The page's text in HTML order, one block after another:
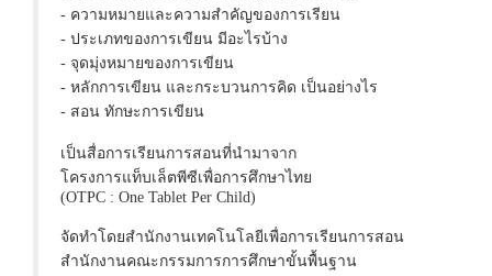
- ความหมายและความสำคัญของการเรียน
- ประเภทของการเขียน มีอะไรบ้าง
- จุดมุ่งหมายของการเขียน
- หลักการเขียน และกระบวนการคิด เป็นอย่างไร
- สอน ทักษะการเขียน
เป็นสื่อการเรียนการสอนที่นำมาจาก
โครงการแท็บเล็ตพีซีเพื่อการศึกษาไทย
(OTPC : One Tablet Per Child)
จัดทำโดยสำนักงานเทคโนโลยีเพื่อการเรียนการสอน
สำนักงานคณะกรรมการการศึกษาขั้นพื้นฐาน